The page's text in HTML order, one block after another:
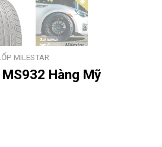
MILESTAR
Hàng Mỹ